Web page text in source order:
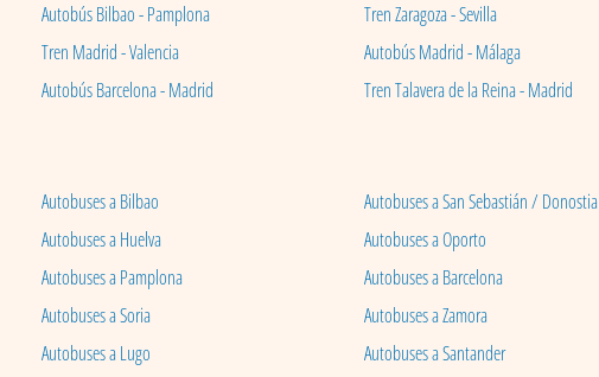
Autobús Bilbao - Pamplona Tren Zaragoza - Sevilla
Tren Madrid - Valencia Autobús Madrid - Málaga
Autobús Barcelona - Madrid Tren Talavera de la Reina - Madrid
Autobuses a Bilbao Autobuses a San Sebastián / Donostia
Autobuses a Huelva Autobuses a Oporto
Autobuses a Pamplona Autobuses a Barcelona
Autobuses a Soria Autobuses a Zamora
Autobuses a Lugo Autobuses a Santander